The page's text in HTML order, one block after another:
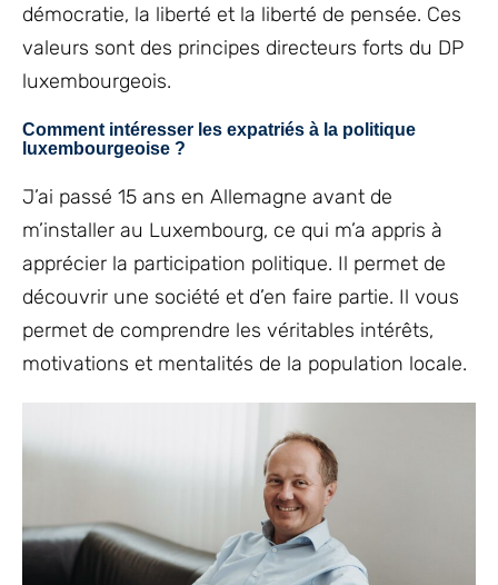
démocratie, la liberté et la liberté de pensée. Ces
valeurs sont des principes directeurs forts du DP
luxembourgeois.
Comment intéresser les expatriés à la politique
luxembourgeoise ?
J’ai passé 15 ans en Allemagne avant de
m’installer au Luxembourg, ce qui m’a appris à
apprécier la participation politique. Il permet de
découvrir une société et d’en faire partie. Il vous
permet de comprendre les véritables intérêts,
motivations et mentalités de la population locale.